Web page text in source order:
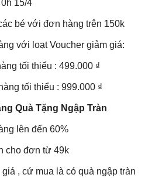
15/4
bé với đơn hàng trên 150k
với loạt Voucher giảm giá:
tối thiểu : 499.000 ₫
tối thiểu : 999.000 ₫
Quà Tặng Ngập Tràn
lên đến 60%
cho đơn từ 49k
, cứ mua là có quà ngập tràn